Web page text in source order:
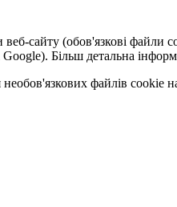
сайту (обов'язкові файли
Більш детальна
файлів cookie